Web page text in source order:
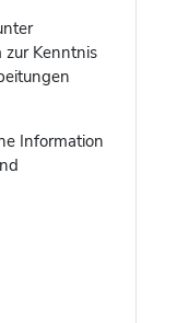
zur Kenntnis
Information